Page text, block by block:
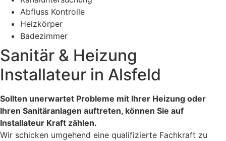
Abfluss Kontrolle
Heizkörper
Badezimmer
Sanitär & Heizung
Installateur in Alsfeld
Sollten unerwartet Probleme mit Ihrer Heizung oder
Ihren Sanitäranlagen auftreten, können Sie auf
Installateur Kraft zählen.
Wir schicken umgehend eine qualifizierte Fachkraft zu